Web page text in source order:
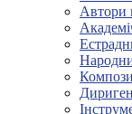
Автори